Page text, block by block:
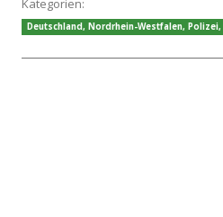
Kategorien:
Deutschland, Nordrhein-Westfalen, Polizei,